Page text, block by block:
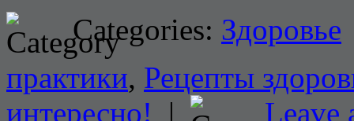
Categories: Здоровье
практики, Рецепты
интересно! | Leave